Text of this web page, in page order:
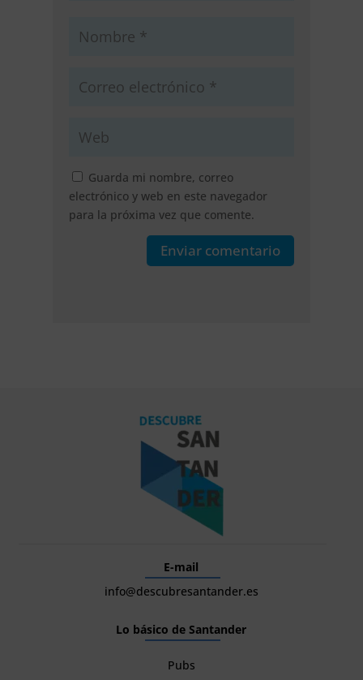
Guarda mi nombre, correo
electrónico y web en este navegador
para la próxima vez que comente.
Enviar comentario
E-mail
info@descubresantander.es
Lo básico de Santander
Pubs